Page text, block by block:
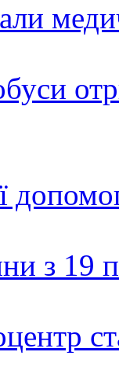
з 19